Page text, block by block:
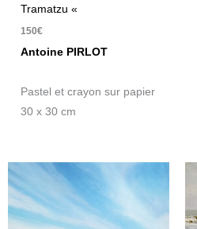
Tramatzu «
150€
Antoine PIRLOT
Pastel et crayon sur papier
30 x 30 cm